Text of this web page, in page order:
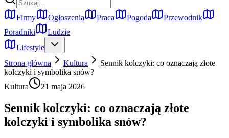
Firmy Ogłoszenia Praca Pogoda
Przewodnik
Poradniki
Ludzie
Lifestyle
Strona główna
Kultura
Sennik kolczyki: co oznaczają złote
kolczyki i symbolika snów?
Kultura
21 maja 2026
Sennik kolczyki: co oznaczają złote
kolczyki i symbolika snów?